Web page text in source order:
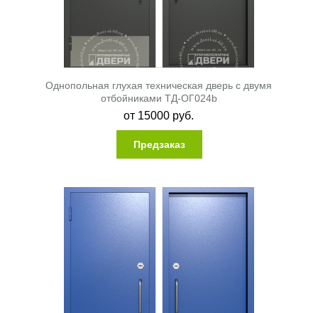
Однопольная глухая техническая дверь с двумя
отбойниками ТД-ОГ024b
от 15000 руб.
Предзаказ